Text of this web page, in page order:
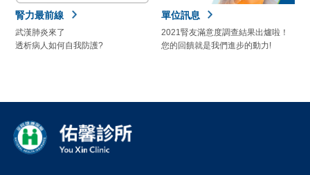
腎力最前線
武漢肺炎來了
透析病人如何自我防護?
單位訊息
2021腎友滿意度調查結果出爐啦！
您的回饋就是我們進步的動力!